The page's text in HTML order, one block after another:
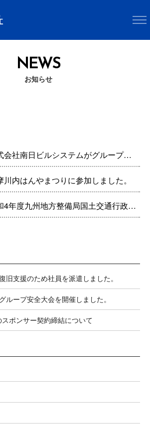
NEWS
お知らせ
社南日ビルシステムがグループ会社になりました。
川内はんやまつりに参加しました。
度九州地方整備局国土交通行政功労表彰を拝受しました。
旧支援のため社員を派遣しました。
ループ安全大会を開催しました。
ポンサー契約締結について